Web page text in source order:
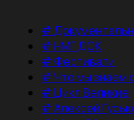
#
#НМГ ДОК
#Фестивали
#Что мы знаем
#Цикл Великие
#Алексей